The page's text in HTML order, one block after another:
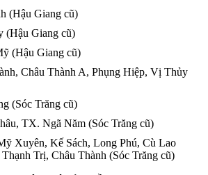
(Hậu Giang cũ)
(Hậu Giang cũ)
(Hậu Giang cũ)
Châu Thành A, Phụng Hiệp, Vị Thủy
(Sóc Trăng cũ)
TX. Ngã Năm (Sóc Trăng cũ)
Xuyên, Kế Sách, Long Phú, Cù Lao
Trị, Châu Thành (Sóc Trăng cũ)